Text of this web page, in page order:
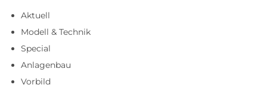
Aktuell
Modell & Technik
Special
Anlagenbau
Vorbild